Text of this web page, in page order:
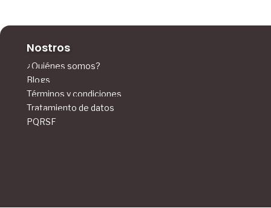
Nostros
¿Quiénes somos?
Blogs
Términos y condiciones
Tratamiento de datos
PQRSF